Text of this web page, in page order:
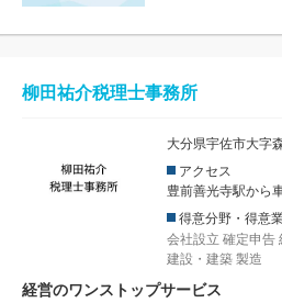
柳田祐介税理士事務所
大分県宇佐市大字
アクセス
豊前善光寺駅から
得意分野・得意
会社設立 確定申告
建設・建築 製造
経営のワンストップサービス